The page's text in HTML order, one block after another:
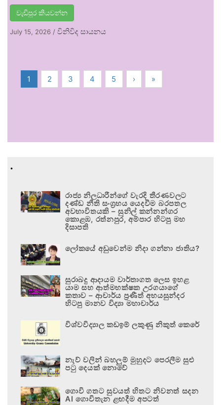
වැඩිපුර කියවන්න
July 15, 2026 / විනිවිද සායනය
1 2 3 4 5 › »
.
රාජ්‍ය නිලධාරීන්ගේ වැරදි තීරණවලට
දණ්ඩ නීති සංග්‍රහය යෙදවීම බරපතල
අවභාවිතයකි – සුනිල් කන්නන්ගර
කොළඹ, රත්නපුර, අම්පාර හිටපු මහ
දිසාපති
ලෝකයේ අඩුවෙන්ම නිදා ගන්නා ජාතිය?
සුරාබදු ආදායම වාර්තාගත ලෙස ඉහළ
යාම සහ ආත්මභක්ෂක උරගයාගේ
කතාව – ආචාර්ය ප්‍රණීත් අභයසුන්දර
හිටපු මානව විද්‍යා මහාචාර්ය
විශ්වවිද්‍යාල කඩඉම් ලකුණු නිකුත් කෙරේ
නැව් වලින් බහලුම් මුහුදට පෙරලීම සුළු
පටු දෙයක් නොවේ
ගොවි ගතට සුවයත් හිතට නිවනත් සදන
AI ගොවිතැන ළඟදීම අපටත්